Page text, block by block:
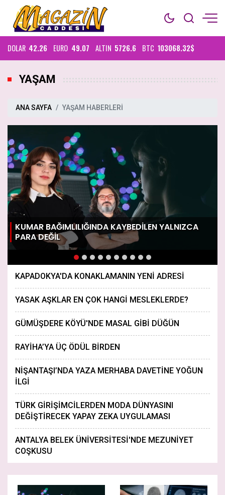
DOLAR 42.26 EURO 49.07 ALTIN 5726.6 BTC 103068.32$
YAŞAM
ANA SAYFA YAŞAM HABERLERİ
KUMAR BAĞIMLILIĞINDA KAYBEDİLEN YALNIZCA
PARA DEĞİL
KAPADOKYA'DA KONAKLAMANIN YENİ ADRESİ
YASAK AŞKLAR EN ÇOK HANGİ MESLEKLERDE?
GÜMÜŞDERE KÖYÜ'NDE MASAL GİBİ DÜĞÜN
RAYİHA’YA ÜÇ ÖDÜL BİRDEN
NİŞANTAŞI’NDA YAZA MERHABA DAVETİNE YOĞUN
İLGİ
TÜRK GİRİŞİMCİLERDEN MODA DÜNYASINI
DEĞİŞTİRECEK YAPAY ZEKA UYGULAMASI
ANTALYA BELEK ÜNİVERSİTESİ'NDE MEZUNİYET
COŞKUSU